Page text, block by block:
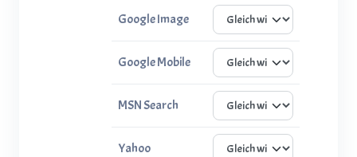
Google Image
Google Mobile
MSN Search
Yahoo